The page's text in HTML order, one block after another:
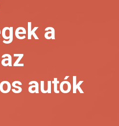
a
autók